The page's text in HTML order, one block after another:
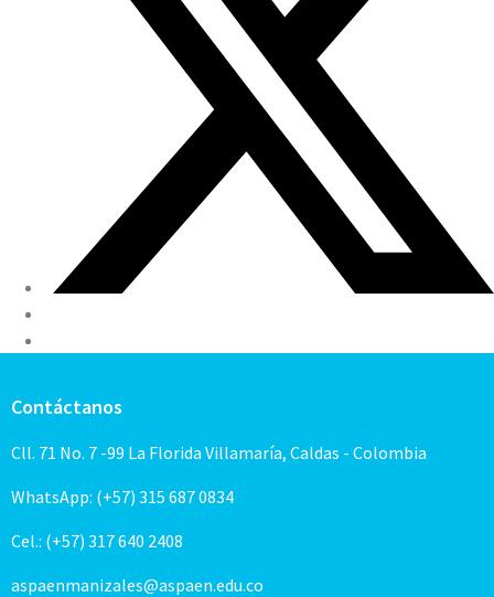
Contáctanos
Cll. 71 No. 7 -99 La Florida Villamaría, Caldas - Colombia
WhatsApp: (+57) 315 687 0834
Cel.: (+57) 317 640 2408
aspaenmanizales@aspaen.edu.co